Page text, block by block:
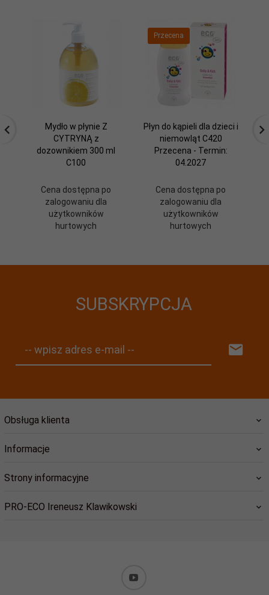
Mydło w płynie Z
CYTRYNĄ z
dozownikiem 300 ml
C100
Cena dostępna po
zalogowaniu dla
użytkowników
hurtowych
Przecena
Płyn do kąpieli dla dzieci i
niemowląt C420
Przecena - Termin:
04.2027
Cena dostępna po
zalogowaniu dla
użytkowników
hurtowych
SUBSKRYPCJA
-- wpisz adres e-mail --
Obsługa klienta
Informacje
Strony informacyjne
PRO-ECO Ireneusz Klawikowski